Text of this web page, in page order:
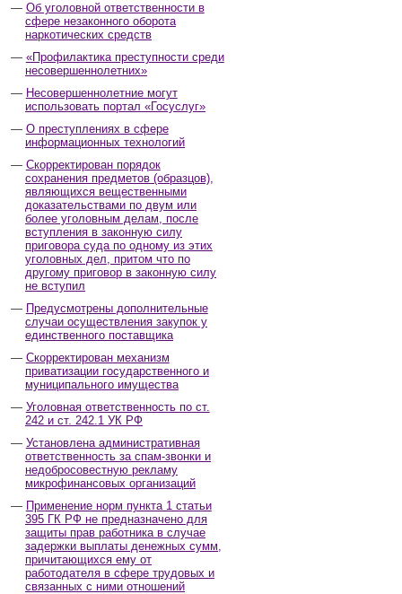
Об уголовной ответственности в
сфере незаконного оборота
наркотических средств
«Профилактика преступности среди
несовершеннолетних»
Несовершеннолетние могут
использовать портал «Госуслуг»
О преступлениях в сфере
информационных технологий
Скорректирован порядок
сохранения предметов (образцов),
являющихся вещественными
доказательствами по двум или
более уголовным делам, после
вступления в законную силу
приговора суда по одному из этих
уголовных дел, притом что по
другому приговор в законную силу
не вступил
Предусмотрены дополнительные
случаи осуществления закупок у
единственного поставщика
Скорректирован механизм
приватизации государственного и
муниципального имущества
Уголовная ответственность по ст.
242 и ст. 242.1 УК РФ
Установлена административная
ответственность за спам-звонки и
недобросовестную рекламу
микрофинансовых организаций
Применение норм пункта 1 статьи
395 ГК РФ не предназначено для
защиты прав работника в случае
задержки выплаты денежных сумм,
причитающихся ему от
работодателя в сфере трудовых и
связанных с ними отношений